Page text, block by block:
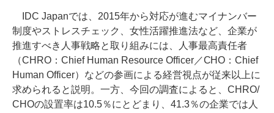
IDC Japanでは、2015年から対応が進むマイナンバー
制度やストレスチェック、女性活躍推進法など、企業が
推進すべき人事戦略と取り組みには、人事最高責任者
（CHRO：Chief Human Resource Officer／CHO：Chief
Human Officer）などの参画による経営視点が従来以上に
求められると説明。一方、今回の調査によると、CHRO/
CHOの設置率は10.5％にとどまり、41.3％の企業では人